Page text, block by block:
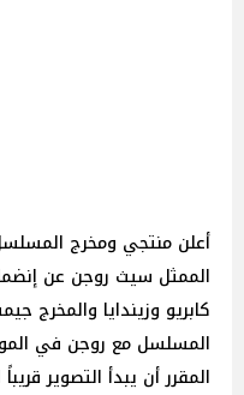
الممثل سيث روجن عن
كابريو وزيندايا
المقرر أن يبدأ التصوير قريباً